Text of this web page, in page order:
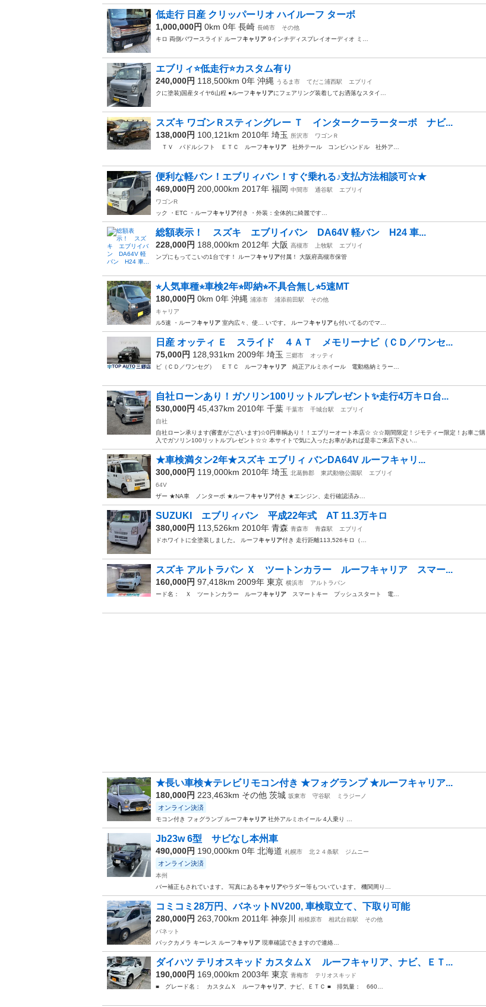
低走行 日産 クリッパーリオ ハイルーフ ターボ
1,000,000円 0km 0年 長崎 長崎市
その他
キロ 両側パワースライド ルーフキャリア 9インチディスプレイオーディオ ミ…
エブリィ⭐️低走行⭐️カスタム有り
240,000円 118,500km 0年 沖縄 うるま市 てだこ浦西駅
エブリイ
クに塗装)国産タイヤ6山程 ●ルーフキャリアにフェアリング装着してお洒落なスタイ…
スズキ ワゴンＲスティングレー Ｔ インタークーラーターボ ナビ...
138,000円 100,121km 2010年 埼玉 所沢市
ワゴンＲ
ＴＶ パドルシフト ＥＴＣ ルーフキャリア 社外テール コンビハンドル 社外ア…
便利な軽バン！エブリィバン！すぐ乗れる♪支払方法相談可☆★
469,000円 200,000km 2017年 福岡 中間市 通谷駅
エブリイ
ワゴンR
ック ・ETC ・ルーフキャリア付き ・外装：全体的に綺麗です…
総額表示！ スズキ エブリイバン DA64V 軽バン H24 車...
228,000円 188,000km 2012年 大阪 高槻市 上牧駅
エブリイ
ンプにもってこいの1台です！ ルーフキャリア付属！ 大阪府高槻市保管
⭐︎人気車種⭐︎車検2年⭐︎即納⭐︎不具合無し⭐︎5速MT
180,000円 0km 0年 沖縄 浦添市 浦添前田駅
その他
キャリア
ル5速 ・ルーフキャリア 室内広々、使… いです。 ルーフキャリアも付いてるのでマ…
日産 オッティ Ｅ スライド ４ＡＴ メモリーナビ（ＣＤ／ワンセ...
75,000円 128,931km 2009年 埼玉 三郷市
オッティ
ビ（ＣＤ／ワンセグ） ＥＴＣ ルーフキャリア 純正アルミホイール 電動格納ミラー…
自社ローンあり！ガソリン100リットルプレゼント✨走行4万キロ台...
530,000円 45,437km 2010年 千葉 千葉市 千城台駅
エブリイ
自社
自社ローン承ります(審査がございます)☆0円車輌あり！！エブリーオート本店☆ ☆☆期間限定！ジモティー限定！お車ご購
入でガソリン100リットルプレゼント☆☆ 本サイトで気に入ったお車があれば是非ご来店下さい...
★車検満タン2年★スズキ エブリィ バンDA64V ルーフキャリ...
300,000円 119,000km 2010年 埼玉 北葛飾郡 東武動物公園駅
エブリイ
64V
ザー ★NA車 ノンターボ ★ルーフキャリア付き ★エンジン、走行確認済み…
SUZUKI エブリィバン 平成22年式 AT 11.3万キロ
380,000円 113,526km 2010年 青森 青森市 青森駅
エブリイ
ドホワイトに全塗装しました。 ルーフキャリア付き 走行距離113,526キロ（…
スズキ アルトラパン Ｘ ツートンカラー ルーフキャリア スマー...
160,000円 97,418km 2009年 東京 横浜市
アルトラパン
ード名： Ｘ ツートンカラー ルーフキャリア スマートキー プッシュスタート 電…
★長い車検★テレビリモコン付き ★フォグランプ ★ルーフキャリア...
180,000円 223,463km その他 茨城 坂東市 守谷駅 ミラジーノ
オンライン決済
モコン付き フォグランプ ルーフキャリア 社外アルミホイール 4人乗り …
Jb23w 6型 サビなし本州車
490,000円 190,000km 0年 北海道 札幌市 北２４条駅 ジムニー
オンライン決済
本州
バー補正もされています。 写真にあるキャリアやラダー等もついています。 機関周り…
コミコミ28万円、バネットNV200, 車検取立て、下取り可能
280,000円 263,700km 2011年 神奈川 相模原市 相武台前駅
その他
バネット
バックカメラ キーレス ルーフキャリア 現車確認できますので連絡…
ダイハツ テリオスキッド カスタムＸ ルーフキャリア、ナビ、ＥＴ...
190,000円 169,000km 2003年 東京 青梅市
テリオスキッド
■ グレード名： カスタムＸ ルーフキャリア 、ナビ、ＥＴＣ ■ 排気量： 660…